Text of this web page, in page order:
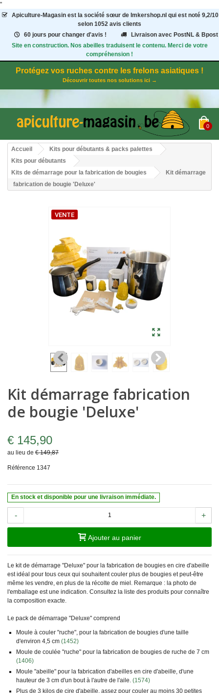
"
Apiculture-Magasinest la société sœur de Imkershop.nl qui est noté 9,2/10
selon 1052 avis clients
60 jours pour changer d'avis !
Livraison avec PostNL & Bpost
Site en construction. Nos abeilles traduisent le contenu. Merci de votre
compréhension !
Protégez vos ruches contre les frelons asiatiques !
Découvrir toutes nos solutions ici →
0
Accueil
Kits pour débutants & packs palettes
Kits pour débutants
Kits de démarrage pour la fabrication de bougies
Kit démarrage
fabrication de bougie 'Deluxe'
VENTE
Kit démarrage fabrication
de bougie 'Deluxe'
€ 145,90
au lieu de € 149,87
Référence 1347
En stock et disponible pour une livraison immédiate.
- +
Ajouter au panier
Le kit de démarrage "Deluxe" pour la fabrication de bougies en cire d'abeille
est idéal pour tous ceux qui souhaitent couler plus de bougies et peut-être
même les vendre, en plus de la récolte de miel. Remarque : la photo de
l'emballage est une indication. Consultez la liste des produits pour connaître
la composition exacte.
Le pack de démarrage "Deluxe" comprend
Moule à couler "ruche", pour la fabrication de bougies d'une taille
d'environ 4,5 cm (1452)
Moule de coulée "ruche" pour la fabrication de bougies de ruche de 7 cm
(1406)
Moule "abeille" pour la fabrication d'abeilles en cire d'abeille, d'une
hauteur de 3 cm d'un bout à l'autre de l'aile. (1574)
Plus de 3 kilos de cire d'abeille, assez pour couler au moins 30 petites